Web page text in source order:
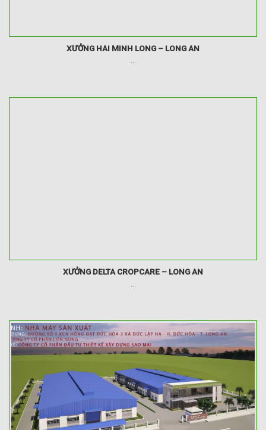
XƯỞNG HAI MINH LONG – LONG AN
XƯỞNG DELTA CROPCARE – LONG AN
...